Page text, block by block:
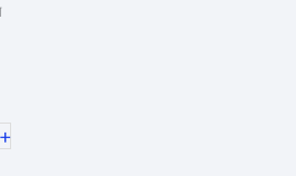
+